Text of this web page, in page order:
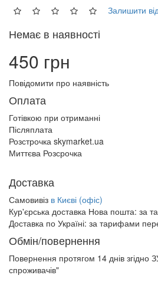
Залишити
Немає в наявності
450 грн
Повідомити про наявність
Оплата
Готівкою при отриманні
Післяплата
Розстрочка skymarket.ua
Миттєва Розсрочка
Доставка
Самовивіз в Києві (офіс)
Кур'єрська доставка Нова пошта: за
Доставка по Україні: за тарифами
Обмін/повернення
Повернення протягом 14 днів згідно
спроживачів"